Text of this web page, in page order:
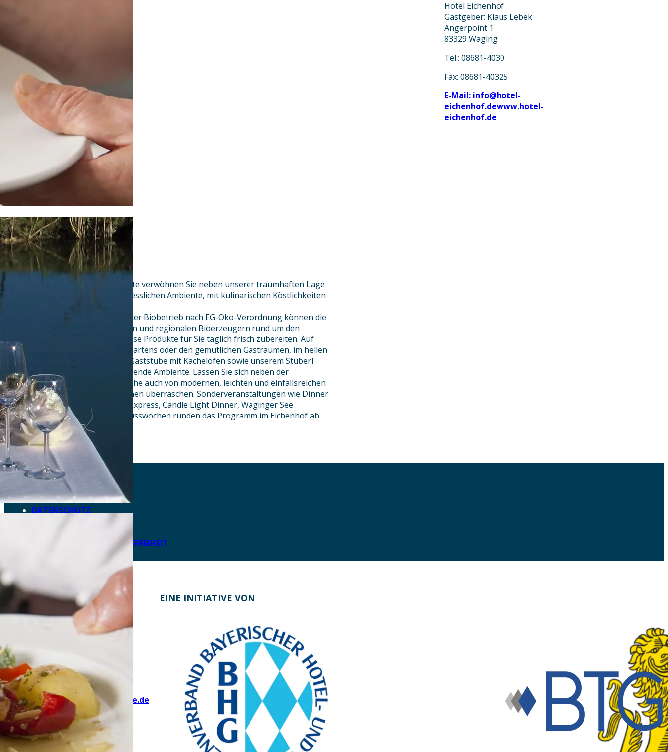
Unsere freundlichen Servicekräfte verwöhnen Sie neben unserer traumhaften Lage
im Chiemgau und einem unvergesslichen Ambiente, mit kulinarischen Köstlichkeiten
aus der Region des Rupertigaus.
Als familiengeführter, zertifizierter Biobetrieb nach EG-Öko-Verordnung können die
Köche vom Eichenhof von lokalen und regionalen Bioerzeugern rund um den
Waginger See einkaufen und diese Produkte für Sie täglich frisch zubereiten. Auf
unserer Terrasse inmitten des Gartens oder den gemütlichen Gasträumen, im hellen
Wintergarten, der gemütlichen Gaststube mit Kachelofen sowie unserem Stüberl
bieten wir Ihnen immer das passende Ambiente. Lassen Sie sich neben der
jahreszeitlichen bayerischen Küche auch von modernen, leichten und einfallsreichen
vegetarischen/veganen Kreationen überraschen. Sonderveranstaltungen wie Dinner
in the Dark, Bayerischer Tapas Express, Candle Light Dinner, Waginger See
Genusstafel und saisonelle Genusswochen runden das Programm im Eichenhof ab.
Hotel Eichenhof
Gastgeber: Klaus Lebek
Angerpoint 1
83329 Waging
Tel.: 08681-4030
Fax: 08681-40325
E-Mail: info@hotel-
eichenhof.dewww.hotel-
eichenhof.de
AKTUELLES
DOWNLOADS
DATENSCHUTZ
ERKLÄRUNG ZUR BARRIEREFREIHEIT
KONTAKT EINE INITIATIVE VON
Bayern Tourist Gmbh (BTG)
Prinz-Ludwig-Palais
Türkenstraße 7
80333 München
Telefon: +49 89 28760-117
Fax: +49 89 28760-121
bayerischekueche@btg-service.de
www.btg-service.de